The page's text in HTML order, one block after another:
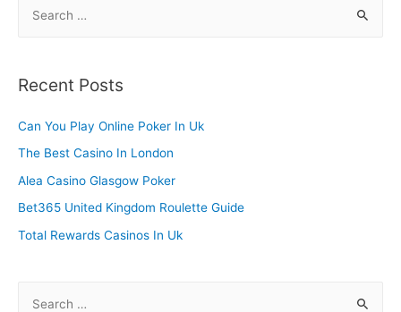
r
h
f
o
Recent Posts
Can You Play Online Poker In Uk
The Best Casino In London
Alea Casino Glasgow Poker
Bet365 United Kingdom Roulette Guide
Total Rewards Casinos In Uk